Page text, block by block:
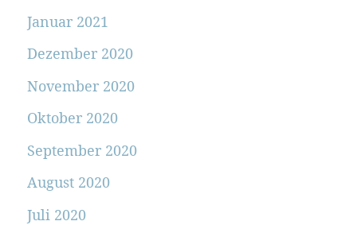
Januar 2021
Dezember 2020
November 2020
Oktober 2020
September 2020
August 2020
Juli 2020